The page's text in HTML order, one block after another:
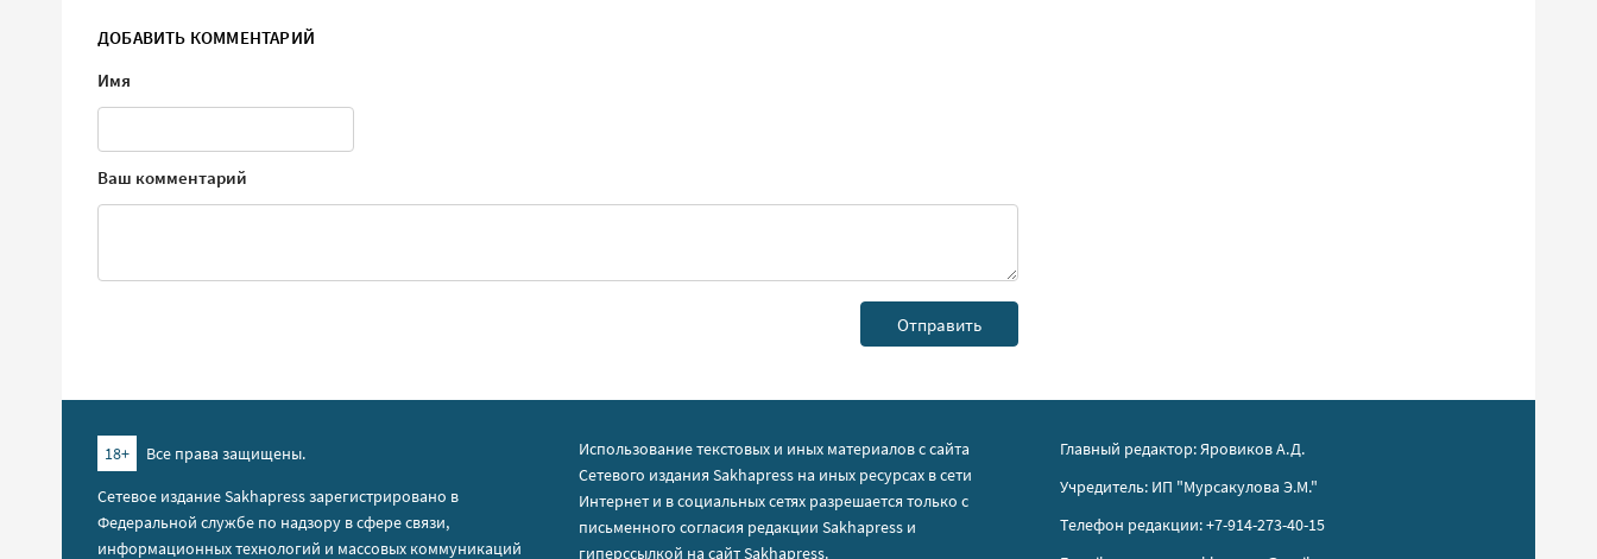
ДОБАВИТЬ КОММЕНТАРИЙ
Имя
Ваш комментарий
18+
Все права защищены.
Сетевое издание Sakhapress зарегистрировано в
Федеральной службе по надзору в сфере связи,
информационных технологий и массовых коммуникаций
Использование текстовых и иных материалов с сайта
Сетевого издания Sakhapress на иных ресурсах в сети
Интернет и в социальных сетях разрешается только с
письменного согласия редакции Sakhapress и
гиперссылкой на сайт Sakhapress.
Главный редактор: Яровиков А.Д.
Учредитель: ИП "Мурсакулова Э.М."
Телефон редакции: +7-914-273-40-15